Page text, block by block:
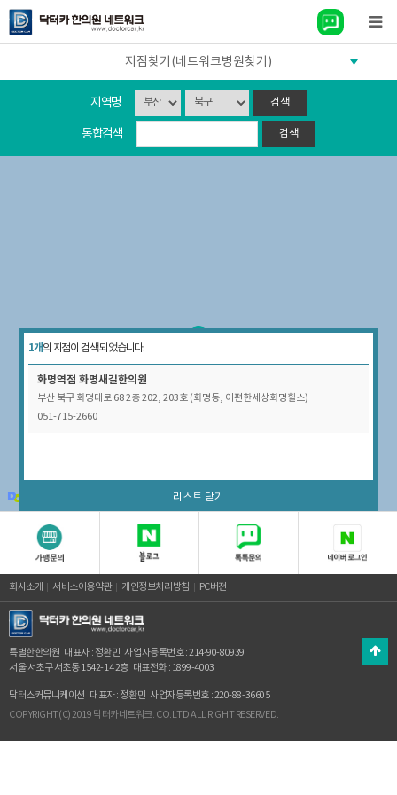
지점찾기(네트워크병원찾기)
지역명
통합검색
1개의 지점이 검색 되었습니다.
화명역점 화명새길한의원
부산 북구 화명대로 68 2층 202, 203호 (화명동, 이편한세상화명힐스)
051-715-2660
리스트 닫기
회사소개 서비스이용약관 개인정보처리방침 PC버전
특별한한의원 대표자 : 정환민 사업자등록번호 : 214-90-80939
서울 서초구 서초동 1542-14 2층 대표전화 : 1899-4003
닥터스커뮤니케이션 대표자 : 정환민 사업자등록번호 : 220-88-36605
COPYRIGHT(C) 2019 닥터카네트워크. CO.LTD ALL RIGHT RESERVED.